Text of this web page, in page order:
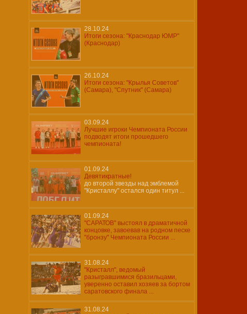
28.10.24
Итоги сезона: "Краснодар ЮМР"
(Краснодар)
26.10.24
Итоги сезона: "Крылья Советов"
(Самара), "Спутник" (Самара)
03.09.24
Лучшие игроки Чемпионата России
подводят итоги прошедшего
чемпионата!
01.09.24
Девятикратные!
до второй звезды над эмблемой
"Кристаллу" остался один титул ...
01.09.24
"САРАТОВ" выстоял в драматичной
концовке, завоевав на родном песке
"бронзу" Чемпионата России ...
31.08.24
"Кристалл", ведомый
разыгравшимися бразильцами,
уверенно оставил хозяев за бортом
саратовского финала ...
31.08.24